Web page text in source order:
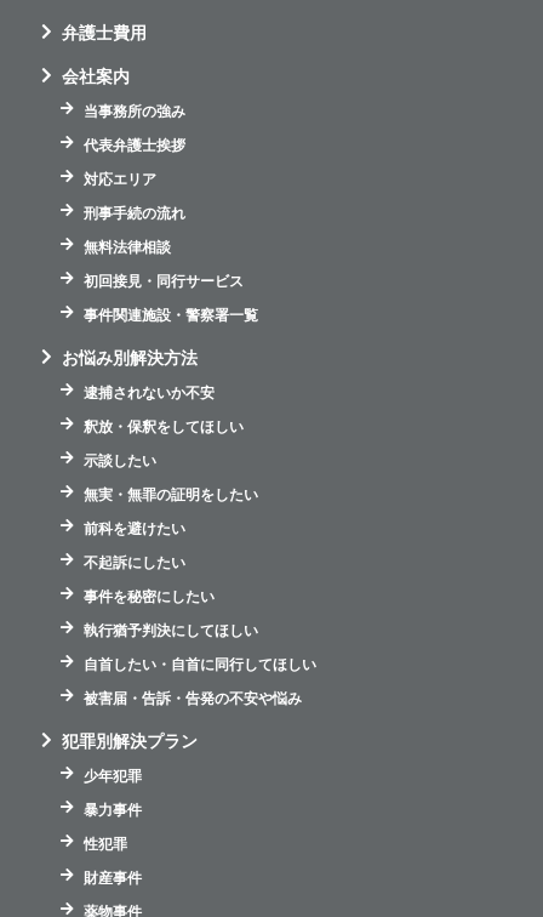
弁護士費用
会社案内
当事務所の強み
代表弁護士挨拶
対応エリア
刑事手続の流れ
無料法律相談
初回接見・同行サービス
事件関連施設・警察署一覧
お悩み別解決方法
逮捕されないか不安
釈放・保釈をしてほしい
示談したい
無実・無罪の証明をしたい
前科を避けたい
不起訴にしたい
事件を秘密にしたい
執行猶予判決にしてほしい
自首したい・自首に同行してほしい
被害届・告訴・告発の不安や悩み
犯罪別解決プラン
少年犯罪
暴力事件
性犯罪
財産事件
薬物事件